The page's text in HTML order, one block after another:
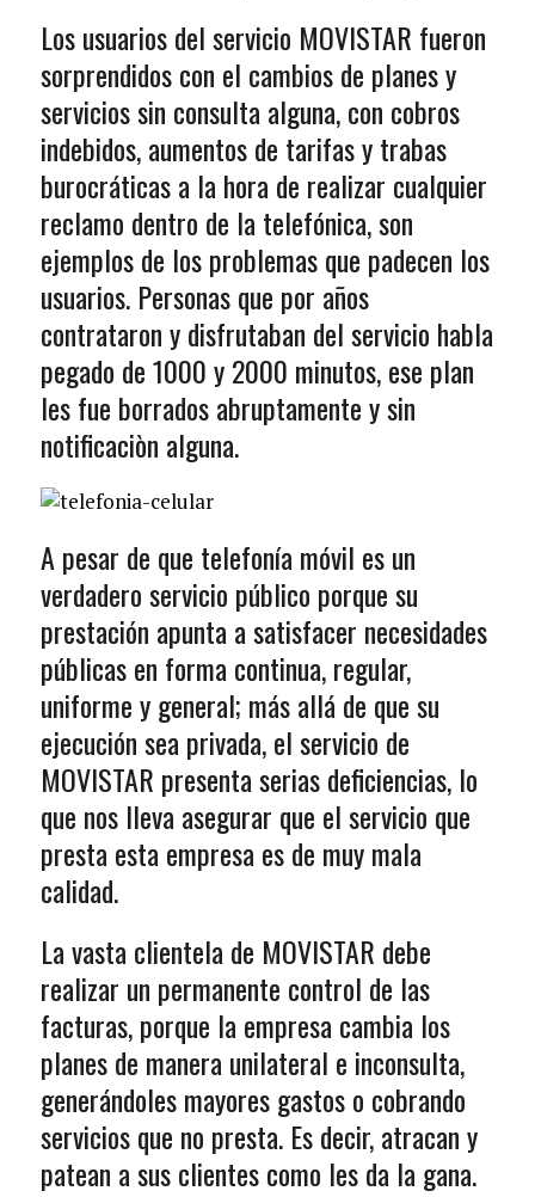
Los usuarios del servicio MOVISTAR fueron
sorprendidos con el cambios de planes y
servicios sin consulta alguna, con cobros
indebidos, aumentos de tarifas y trabas
burocráticas a la hora de realizar cualquier
reclamo dentro de la telefónica, son
ejemplos de los problemas que padecen los
usuarios. Personas que por años
contrataron y disfrutaban del servicio habla
pegado de 1000 y 2000 minutos, ese plan
les fue borrados abruptamente y sin
notificaciòn alguna.
A pesar de que telefonía móvil es un
verdadero servicio público porque su
prestación apunta a satisfacer necesidades
públicas en forma continua, regular,
uniforme y general; más allá de que su
ejecución sea privada, el servicio de
MOVISTAR presenta serias deficiencias, lo
que nos lleva asegurar que el servicio que
presta esta empresa es de muy mala
calidad.
La vasta clientela de MOVISTAR debe
realizar un permanente control de las
facturas, porque la empresa cambia los
planes de manera unilateral e inconsulta,
generándoles mayores gastos o cobrando
servicios que no presta. Es decir, atracan y
patean a sus clientes como les da la gana.